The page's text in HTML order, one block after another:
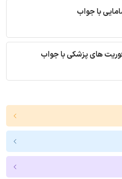
با جواب
های پزشکی با جواب